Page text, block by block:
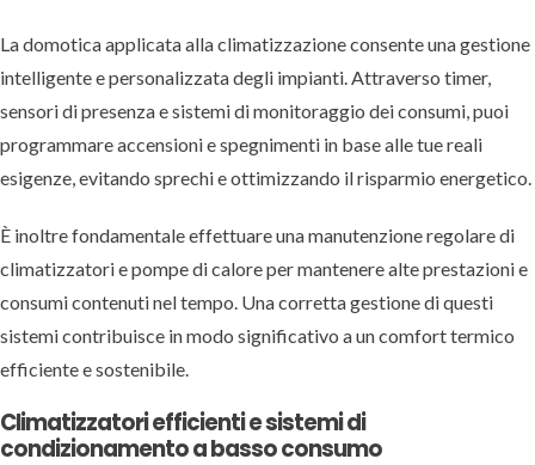
La domotica applicata alla climatizzazione consente una gestione
intelligente e personalizzata degli impianti. Attraverso timer,
sensori di presenza e sistemi di monitoraggio dei consumi, puoi
programmare accensioni e spegnimenti in base alle tue reali
esigenze, evitando sprechi e ottimizzando il risparmio energetico.
È inoltre fondamentale effettuare una manutenzione regolare di
climatizzatori e pompe di calore per mantenere alte prestazioni e
consumi contenuti nel tempo. Una corretta gestione di questi
sistemi contribuisce in modo significativo a un comfort termico
efficiente e sostenibile.
Climatizzatori efficienti e sistemi di
condizionamento a basso consumo